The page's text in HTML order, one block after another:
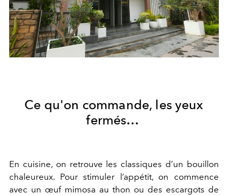
Ce qu'on commande, les yeux
fermés…
En cuisine, on retrouve les classiques d’un bouillon
chaleureux. Pour stimuler l’appétit, on commence
avec un œuf mimosa au thon ou des escargots de